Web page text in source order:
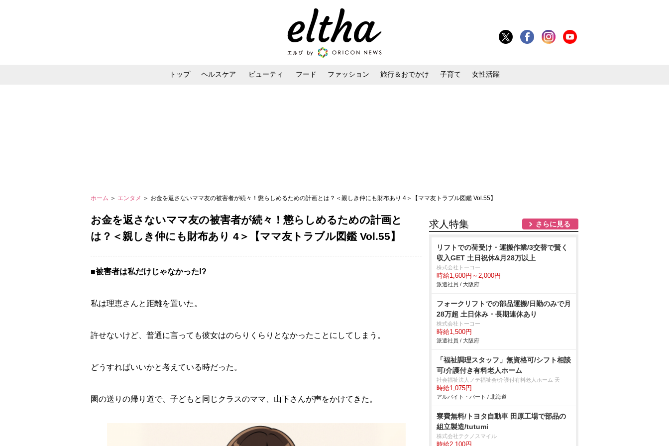
トップ ヘルスケア ビューティ フード ファッション 旅行＆おでかけ 子育て 女性活躍
ホーム ＞ エンタメ ＞ お金を返さないママ友の被害者が続々！懲らしめるための計画とは？＜親しき仲にも財布あり 4＞【ママ友トラブル図鑑 Vol.55】
お金を返さないママ友の被害者が続々！懲らしめるための計画と
は？＜親しき仲にも財布あり 4＞【ママ友トラブル図鑑 Vol.55】
■被害者は私だけじゃなかった!?
私は理恵さんと距離を置いた。
許せないけど、普通に言っても彼女はのらりくらりとなかったことにしてしまう。
どうすればいいかと考えている時だった。
園の送りの帰り道で、子どもと同じクラスのママ、山下さんが声をかけてきた。
求人特集 さらに見る
リフトでの荷受け・運搬作業/3交替で賢く
収入GET 土日祝休&月28万以上
株式会社トーコー
時給1,600円～2,000円
派遣社員 / 大阪府
フォークリフトでの部品運搬/日勤のみで月
28万超 土日休み・長期連休あり
株式会社トーコー
時給1,500円
派遣社員 / 大阪府
「福祉調理スタッフ」無資格可/シフト相談
可/介護付き有料老人ホーム
社会福祉法人ノテ福祉会/介護付有料老人ホーム 天
時給1,075円
アルバイト・パート / 北海道
寮費無料/トヨタ自動車 田原工場で部品の
組立製造/tutumi
株式会社テクノスマイル
時給2,100円